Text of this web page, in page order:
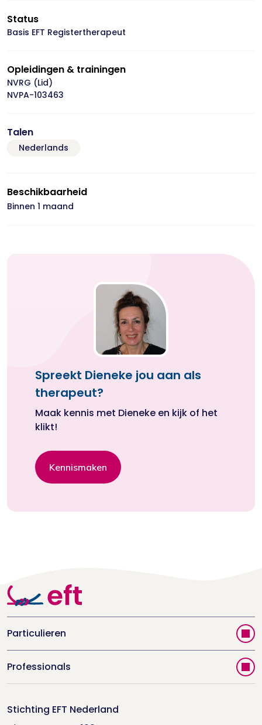
Status
Basis EFT Registertherapeut
Opleidingen & trainingen
NVRG (Lid)
NVPA-103463
Talen
Nederlands
Beschikbaarheid
Binnen 1 maand
Spreekt Dieneke jou aan als
therapeut?
Maak kennis met Dieneke en kijk of het
klikt!
Kennismaken
Particulieren
Vind jouw therapeut
Videoportal
Doe de relatietest
Professionals
Trainingen
Stichting EFT Nederland